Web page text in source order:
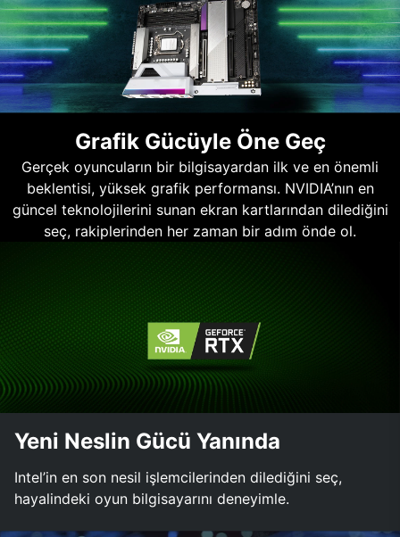
Grafik Gücüyle Öne Geç
Gerçek oyuncuların bir bilgisayardan ilk ve en önemli
beklentisi, yüksek grafik performansı. NVIDIA’nın en
güncel teknolojilerini sunan ekran kartlarından dilediğini
seç, rakiplerinden her zaman bir adım önde ol.
Yeni Neslin Gücü Yanında
Intel’in en son nesil işlemcilerinden dilediğini seç,
hayalindeki oyun bilgisayarını deneyimle.